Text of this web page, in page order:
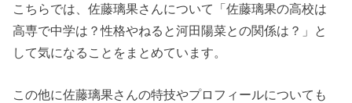
こちらでは、佐藤璃果さんについて「佐藤璃果の高校は
高専で中学は？性格やねると河田陽菜との関係は？」と
して気になることをまとめています。
この他に佐藤璃果さんの特技やプロフィールについても